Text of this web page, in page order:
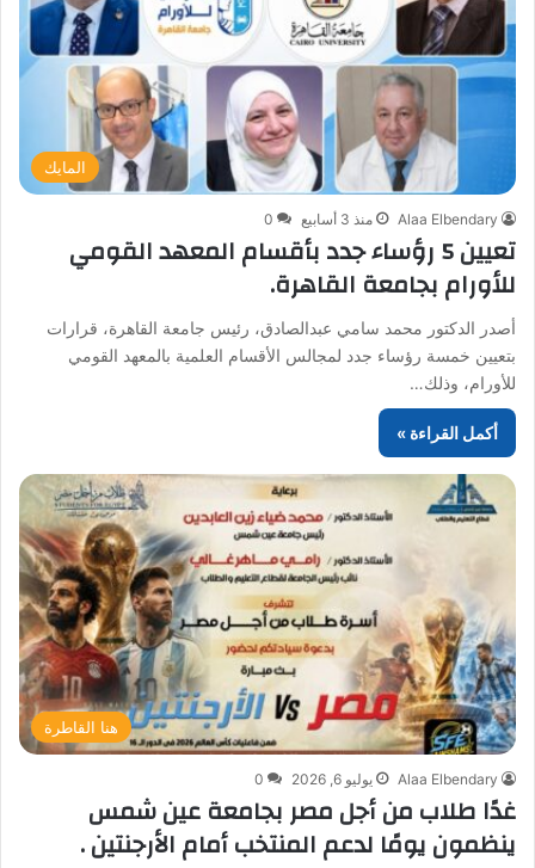
المايك
Alaa Elbendary منذ 3 أسابيع 0
تعيين 5 رؤساء جدد بأقسام المعهد القومي
للأورام بجامعة القاهرة.
أصدر الدكتور محمد سامي عبدالصادق، رئيس جامعة القاهرة، قرارات
بتعيين خمسة رؤساء جدد لمجالس الأقسام العلمية بالمعهد القومي
للأورام، وذلك…
أكمل القراءة »
هنا القاطرة
Alaa Elbendary يوليو 6, 2026 0
غدًا طلاب من أجل مصر بجامعة عين شمس
ينظمون يومًا لدعم المنتخب أمام الأرجنتين .